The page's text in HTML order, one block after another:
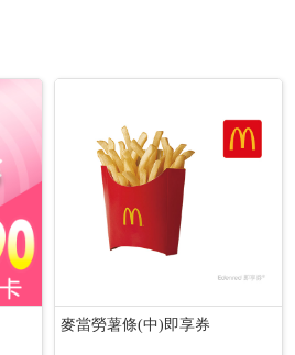
麥當勞薯條(中)即享券